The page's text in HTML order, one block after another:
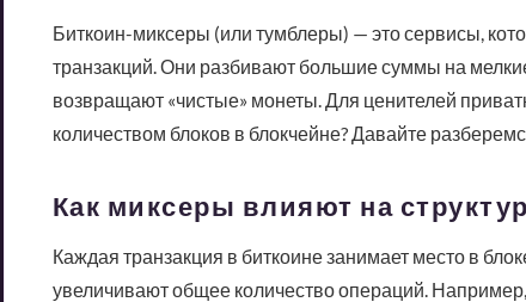
Биткоин-миксеры (или тумблеры) — это сервисы,
транзакций. Они разбивают большие суммы на
возвращают «чистые» монеты. Для ценителей
количеством блоков в блокчейне? Давайте
Как миксеры влияют на
Каждая транзакция в биткоине занимает место в
увеличивают общее количество операций.